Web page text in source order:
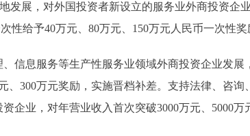
展，对外国投资者新设立的服务业外商投资企
性给予40万元、80万元、150万元人民币一次性奖
息服务等生产性服务业领域外商投资企业发展
、300万元奖励，实施晋档补差。支持法律、咨
企业，对年营业收入首次突破3000万元、5000